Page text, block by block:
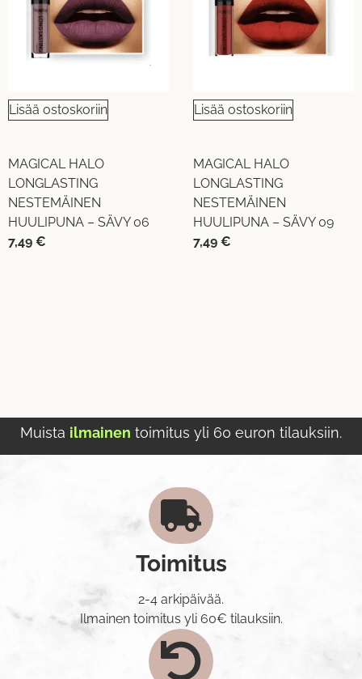
Lisää ostoskoriin
MAGICAL HALO
LONGLASTING
NESTEMÄINEN
HUULIPUNA – SÄVY 06
7,49 €
Lisää ostoskoriin
MAGICAL HALO
LONGLASTING
NESTEMÄINEN
HUULIPUNA – SÄVY 09
7,49 €
Muista ilmainen toimitus yli 60 euron tilauksiin.
Toimitus
2-4 arkipäivää.
Ilmainen toimitus yli 60€ tilauksiin.